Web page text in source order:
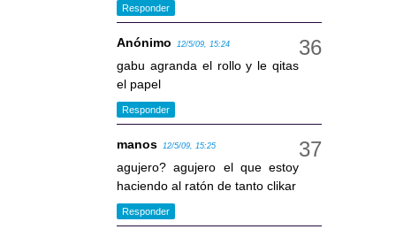
Responder
Anónimo 12/5/09, 15:24
gabu agranda el rollo y le qitas
el papel
Responder
manos 12/5/09, 15:25
agujero? agujero el que estoy
haciendo al ratón de tanto clikar
Responder